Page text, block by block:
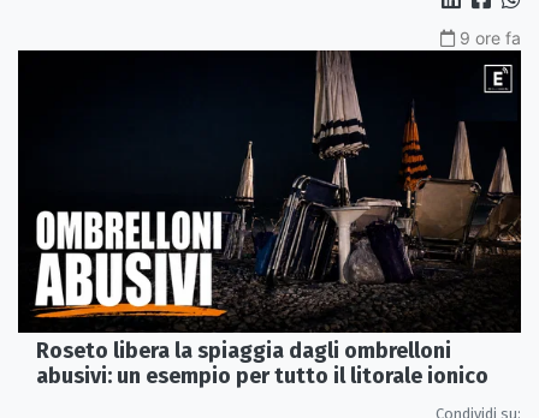
9 ore fa
Roseto libera la spiaggia dagli ombrelloni
abusivi: un esempio per tutto il litorale ionico
Condividi su: